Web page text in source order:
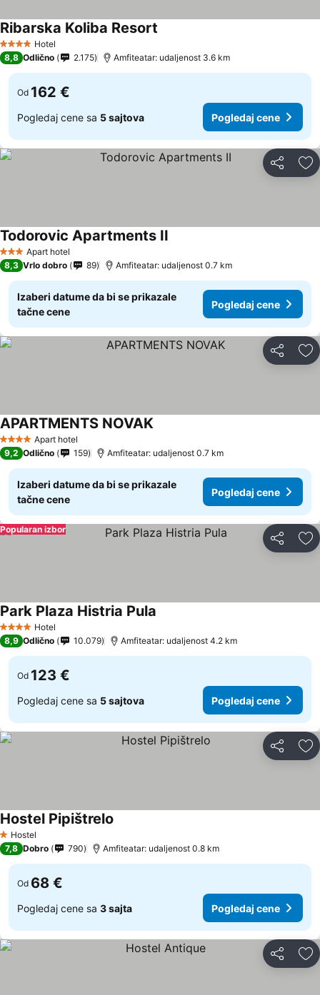
4 ZvezdiceHotel
Ribarska Koliba Resort
8,8 Odlično 2.175 Amfiteatar: udaljenost 3.6 km
Od 162 €
Pogledaj cene sa 5 sajtova Pogledaj cene
Deli
3 ZvezdiceApart hotel
Todorovic Apartments II
8,3 Vrlo dobro 89 Amfiteatar: udaljenost 0.7 km
Izaberi datume da bi se prikazale
tačne cene
Pogledaj cene
Deli
4 ZvezdiceApart hotel
APARTMENTS NOVAK
9,2 Odlično 159 Amfiteatar: udaljenost 0.7 km
Izaberi datume da bi se prikazale
tačne cene
Pogledaj cene
Deli
Popularan izbor
4 ZvezdiceHotel
Park Plaza Histria Pula
8,9 Odlično 10.079 Amfiteatar: udaljenost 4.2 km
Od 123 €
Pogledaj cene sa 5 sajtova Pogledaj cene
Deli
1 Zvezdice
Hostel
Hostel Pipištrelo
7,8 Dobro 790 Amfiteatar: udaljenost 0.8 km
Od 68 €
Pogledaj cene sa 3 sajta Pogledaj cene
Deli